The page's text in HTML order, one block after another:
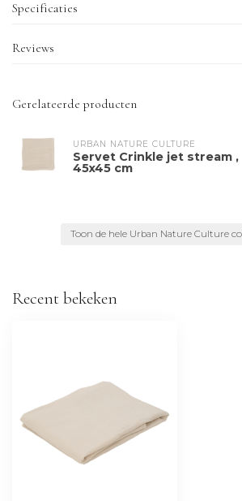
Specificaties
Reviews
Gerelateerde producten
URBAN NATURE CULTURE
Servet Crinkle jet stream ,
45x45 cm
Toon de hele Urban Nature Culture
Recent bekeken